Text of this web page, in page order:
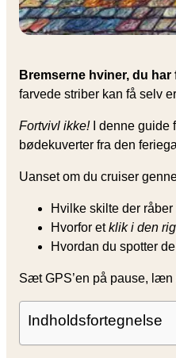
Bremserne hviner, du
farvede striber kan få selv
Fortvivl ikke!I denne guide
bødekuverter fra den
Uanset om du cruiser
Hvilke skilte der
Hvorfor etklik i den
Hvordan du spotter
Sæt GPS’en på pause, læn
Indholdsfortegnelse